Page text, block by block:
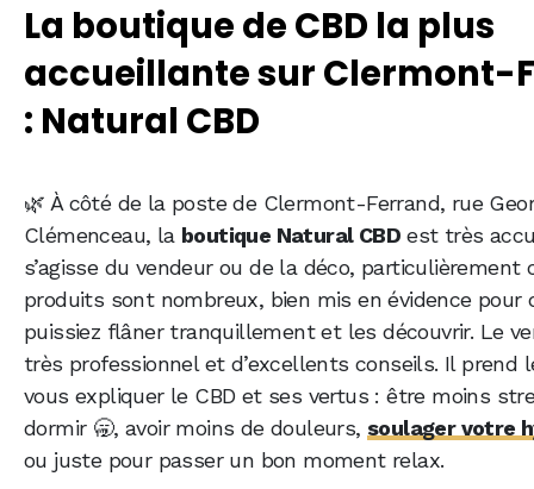
La boutique de CBD la plus
accueillante sur Clermont-
: Natural CBD
🌿 À côté de la poste de Clermont-Ferrand, rue
Clémenceau, la boutique Natural CBD est très
s’agisse du vendeur ou de la déco, particulièrement
produits sont nombreux, bien mis en évidence pour
puissiez flâner tranquillement et les découvrir. Le
très professionnel et d’excellents conseils. Il prend
vous expliquer le CBD et ses vertus : être moins
dormir 🥱, avoir moins de douleurs, soulager votre
ou juste pour passer un bon moment relax.